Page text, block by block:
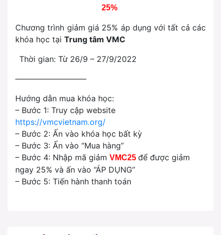
25%
Chương trình giảm giá 25% áp dụng với tất cả các
khóa học tại Trung tâm VMC
Thời gian: Từ 26/9 – 27/9/2022
—————————
Hướng dẫn mua khóa học:
– Bước 1: Truy cập website
https://vmcvietnam.org/
– Bước 2: Ấn vào khóa học bất kỳ
– Bước 3: Ấn vào “Mua hàng”
– Bước 4: Nhập mã giảm VMC25 để được giảm
ngay 25% và ấn vào “ÁP DỤNG”
– Bước 5: Tiến hành thanh toán